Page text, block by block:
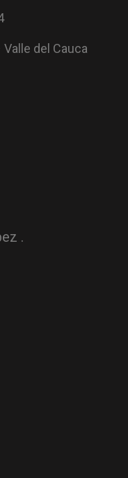
del Cauca
.